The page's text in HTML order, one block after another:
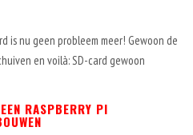
is nu geen probleem meer! Gewoon de
en voilà: SD-card gewoon
RASPBERRY PI